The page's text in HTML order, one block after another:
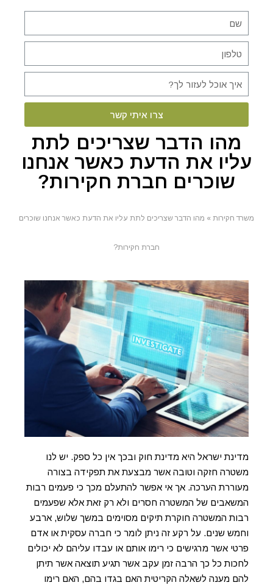
מהו הדבר שצריכים לתת
עליו את הדעת כאשר אנחנו
שוכרים חברת חקירות?
משרד חקירות » מהו הדבר שצריכים לתת עליו את הדעת כאשר אנחנו שוכרים
חברת חקירות?
מדינת ישראל היא מדינת חוק ובכך אין כל ספק. יש לנו
משטרה חזקה וטובה אשר מבצעת את תפקידה בצורה
מעוררת הערכה. אך אי אפשר להתעלם מכך כי פעמים רבות
המשאבים של המשטרה חסרים ולא רק זאת אלא שפעמים
רבות המשטרה חוקרת תיקים מסוימים במשך שלוש, ארבע
וחמש שנים. על רקע זה ניתן לומר כי חברה עסקית או אדם
פרטי אשר מרגישים כי רימו אותם או עבדו עליהם לא יכולים
לחכות כל כך הרבה זמן עקב אשר תגיע תוצאה אשר תיתן
להם מענה לשאלה הקריטית האם בגדו בהם, האם רימו
צרו איתי קשר